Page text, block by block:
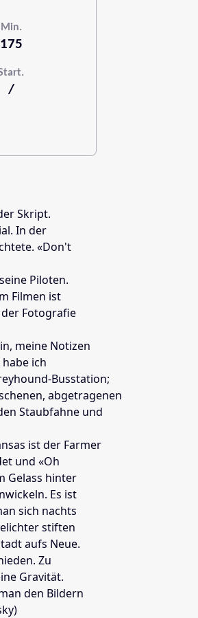
Min.
175
/
Skript.
In der
«Don't
Piloten.
Filmen ist
Fotografie
meine Notizen
ich
Busstation;
abgetragenen
Staubfahne und
ist der Farmer
und «Oh
Gelass hinter
Es ist
sich nachts
stiften
aufs Neue.
Zu
Gravität.
den Bildern